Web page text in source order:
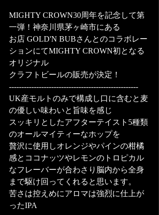
MIGHTY CROWN30周年を記念して第
一弾！神奈川県茅ヶ崎市にある
お店 GOLD'N BUBさんとのコラボレー
ションにてMIGHTY CROWN初となる
オリジナル
クラフトビールの販売が決定！
----------------------------------------------------
UK産モルトのみで構成し⼝に含むと⻨
の優しい味わいと旨味を感じ
スッキリとしたアフターテイスト5種類
のオールマイティーなホップを
贅沢に使⽤しオレンジやパインの柑橘
感とココナッツやレモンのトロピカル
なフレーバーが合わさり脳内から全⾝
まで駆け回ってくれると思います。
苦さは控えめにアロマは強烈に仕上が
ったIPA